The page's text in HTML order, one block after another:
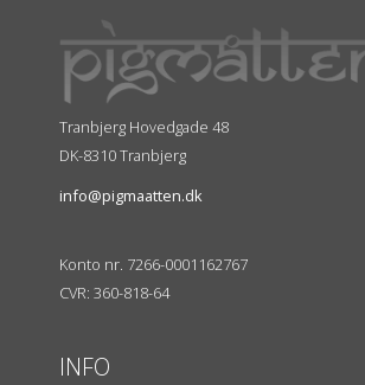
Tranbjerg Hovedgade 48
DK-8310 Tranbjerg
info@pigmaatten.dk
Konto nr. 7266-0001162767
CVR: 360-818-64
INFO